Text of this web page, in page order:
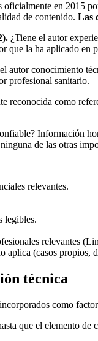
en 2015
de contenido. Las
¿Tiene el autor
que la ha aplicado
autor conocimiento
profesional sanitario.
reconocida como
Información
de las otras
relevantes.
legibles.
relevantes
aplica (casos propios,
técnica
como
que el elemento de